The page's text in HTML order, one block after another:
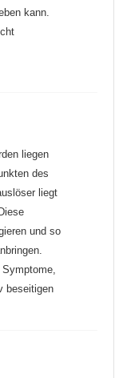
kann.
liegen
des
liegt
und so
beseitigen